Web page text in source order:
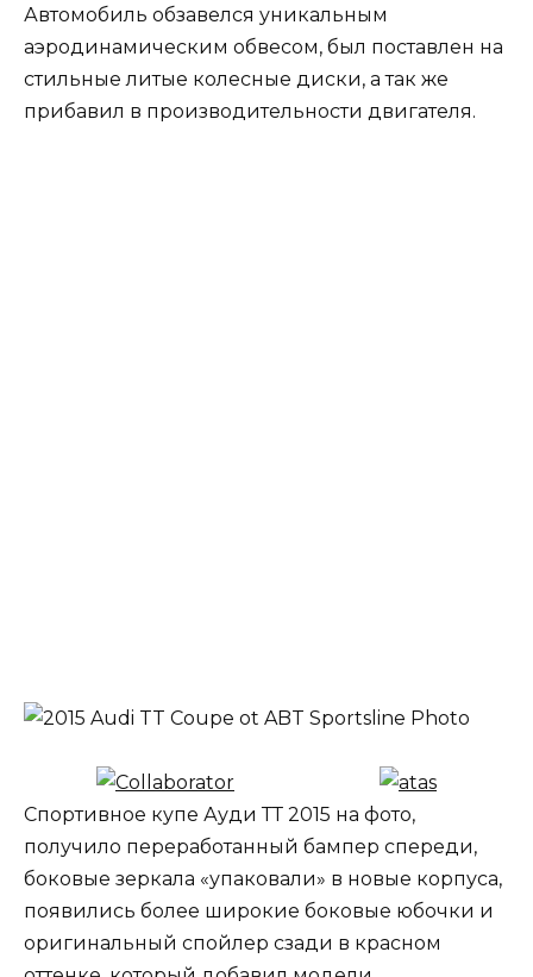
Автомобиль обзавелся уникальным
аэродинамическим обвесом, был поставлен на
стильные литые колесные диски, а так же
прибавил в производительности двигателя.
Спортивное купе Ауди ТТ 2015 на фото,
получило переработанный бампер спереди,
боковые зеркала «упаковали» в новые корпуса,
появились более широкие боковые юбочки и
оригинальный спойлер сзади в красном